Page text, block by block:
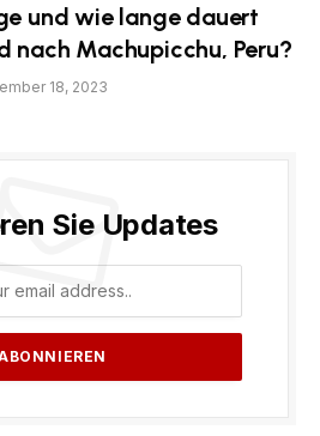
und wie lange dauert
nach Machupicchu, Peru?
18, 2023
Sie Updates